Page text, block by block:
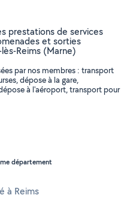
prestations de services
et sorties
Reims (Marne)
par nos membres : transport
dépose à la gare,
à l'aéroport, transport pour
département
à Reims